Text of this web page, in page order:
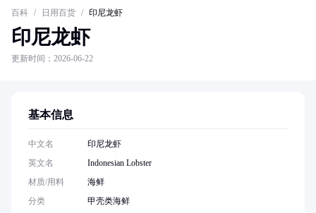
百科 / 日用百货 / 印尼龙虾
印尼龙虾
更新时间：2026-06-22
基本信息
中文名
印尼龙虾
英文名
Indonesian Lobster
材质/用料
海鲜
分类
甲壳类海鲜